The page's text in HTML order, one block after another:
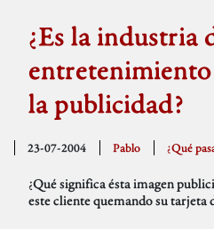
¿Es la industria
la publicidad?
23-07-2004 Pablo ¿Qué
¿Qué significa ésta imagen
este cliente quemando su tarjeta